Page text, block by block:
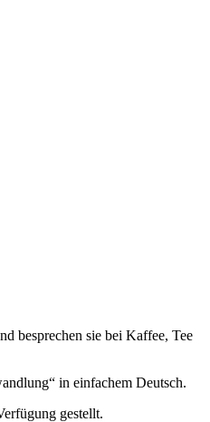
besprechen sie bei Kaffee, Tee
in einfachem Deutsch.
gestellt.